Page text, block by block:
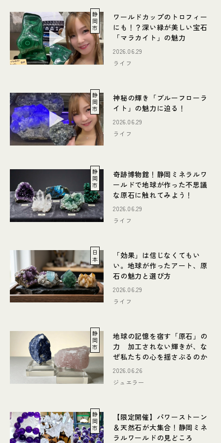
静
岡
市
ワールドカップのトロフィー
にも！？深い緑が美しい宝石
「マラカイト」の魅力
2026.06.29
ライフ
静
岡
市
神秘の輝き「ブルーフローラ
イト」の魅力に迫る！
2026.06.29
ライフ
静
岡
市
奇跡博物館！静岡ミネラルワ
ールドで地球が作った不思議
な原石に触れてみよう！
2026.06.29
ライフ
日
本
「効果」は信じなくてもい
い。地球が作ったアート、原
石の魅力と選び方
2026.06.29
ライフ
静
岡
市
地球の記憶を宿す「原石」の
力 加工されない輝きが、な
ぜ私たちの心を揺さぶるのか
2026.06.26
ジュエラー
静
岡
市
【限定開催】パワーストーン
＆天然石が大集合！静岡ミネ
ラルワールドの見どころ